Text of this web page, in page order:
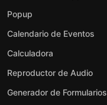
Popup
Calendario de Eventos
Calculadora
Reproductor de Audio
Generador de Formularios